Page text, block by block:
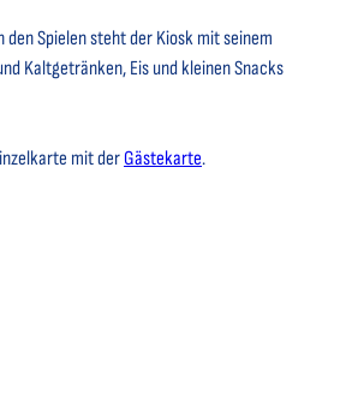
den Spielen steht der Kiosk mit seinem
Kaltgetränken, Eis und kleinen Snacks
mit der Gästekarte.